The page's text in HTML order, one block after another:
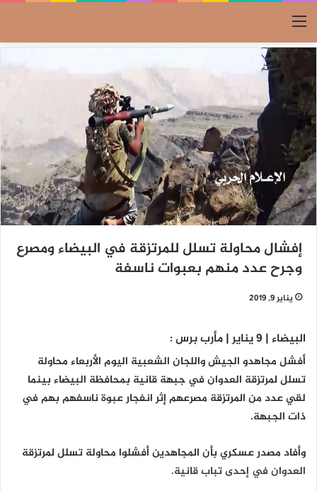
القائمة
إفشال محاولة تسلل للمرتزقة في البيضاء ومصرع
وجرح عدد منهم بعبوات ناسفة
يناير 9, 2019
البيضاء | 9 يناير | مأرب برس :
أفشل مجاهدو الجيش واللجان الشعبية اليوم الأربعاء محاولة
تسلل لمرتزقة العدوان في جبهة قانية بمحافظة البيضاء بينما
لقي عدد من المرتزقة مصرعهم إثر انفجار عبوة ناسفهم بهم في
ذات الجبهة.
وأفاد مصدر عسكري بأن المجاهدين أفشلوا محاولة تسلل لمرتزقة
العدوان في إحدى تباب قانية.